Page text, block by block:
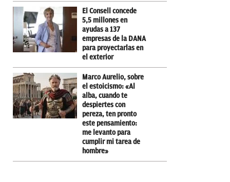
El Consell concede
5,5 millones en
ayudas a 137
empresas de la DANA
para proyectarlas en
el exterior
Marco Aurelio, sobre
el estoicismo: «Al
alba, cuando te
despiertes con
pereza, ten pronto
este pensamiento:
me levanto para
cumplir mi tarea de
hombre»